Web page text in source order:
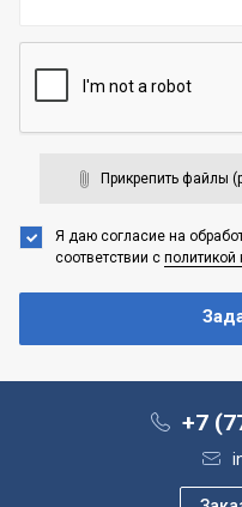
Прикрепить файлы
Я даю согласие на
соответствии с политикой
+7